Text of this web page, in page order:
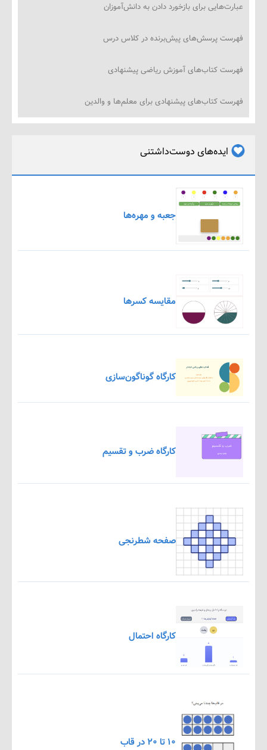
برای بازخورد دادن به دانش‌آموزان
پرسش‌های پیش‌برنده در کلاس درس
کتاب‌های آموزش ریاضی پیشنهادی
کتاب‌های پیشنهادی برای معلم‌ها و والدین
ایده‌های دوست‌داشتنی
جعبه و مهره‌ها
مقایسه کسرها
کارگاه گوناگون‌سازی
کارگاه ضرب و تقسیم
صفحه شطرنجی
کارگاه احتمال
۱۰ تا ۲۰ در قاب